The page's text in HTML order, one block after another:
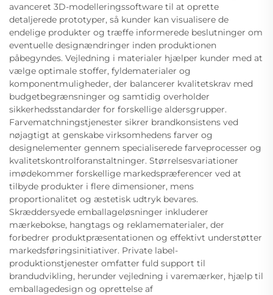
avanceret 3D-modelleringssoftware til at oprette
detaljerede prototyper, så kunder kan visualisere de
endelige produkter og træffe informerede beslutninger om
eventuelle designændringer inden produktionen
påbegyndes. Vejledning i materialer hjælper kunder med at
vælge optimale stoffer, fyldematerialer og
komponentmuligheder, der balancerer kvalitetskrav med
budgetbegrænsninger og samtidig overholder
sikkerhedsstandarder for forskellige aldersgrupper.
Farvematchningstjenester sikrer brandkonsistens ved
nøjagtigt at genskabe virksomhedens farver og
designelementer gennem specialiserede farveprocesser og
kvalitetskontrolforanstaltninger. Størrelsesvariationer
imødekommer forskellige markedspræferencer ved at
tilbyde produkter i flere dimensioner, mens
proportionalitet og æstetisk udtryk bevares.
Skræddersyede emballageløsninger inkluderer
mærkebokse, hangtags og reklamematerialer, der
forbedrer produktpræsentationen og effektivt understøtter
markedsføringsinitiativer. Private label-
produktionstjenester omfatter fuld support til
brandudvikling, herunder vejledning i varemærker, hjælp til
emballagedesign og oprettelse af